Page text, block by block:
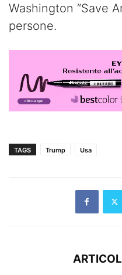
Washington “Save
persone.
TAGS Trump Usa